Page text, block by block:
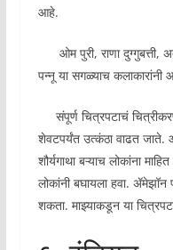
आहे.
ओम पुरी, राणा दुग्गुबत्ती,
पन्नू या सगळ्याच कलाकारांनी
संपूर्ण चित्रपटाचं
शेवटपर्यंत उत्कंठा वाढत जाते.
शौर्यगाथा बऱ्याच लोकांना
लोकांनी बघायला हवा. ॲमेझॉन
शकता. माझ्याकडून या